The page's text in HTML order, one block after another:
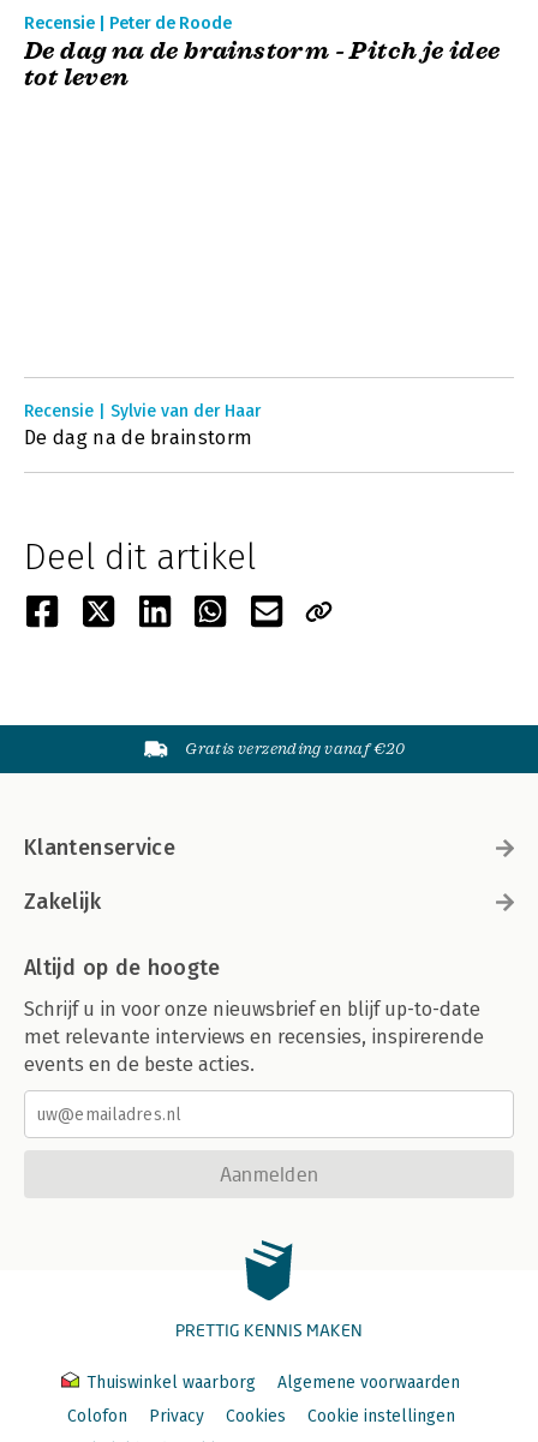
Recensie | Peter de Roode
De dag na de brainstorm - Pitch je idee
tot leven
Recensie | Sylvie van der Haar
De dag na de brainstorm
Deel dit artikel
Gratis verzending vanaf €20
Klantenservice
Zakelijk
Altijd op de hoogte
Schrijf u in voor onze nieuwsbrief en blijf up-to-date
met relevante interviews en recensies, inspirerende
events en de beste acties.
Aanmelden
PRETTIG KENNIS MAKEN
Thuiswinkel waarborg
Algemene voorwaarden
Colofon
Privacy Cookies
Cookie instellingen